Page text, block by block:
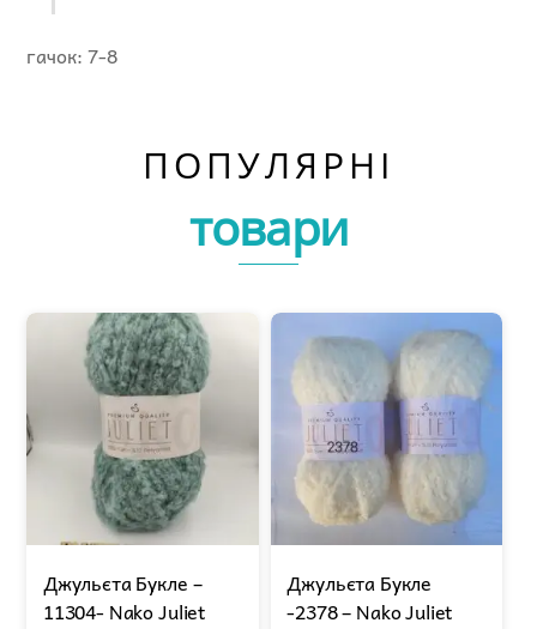
гачок: 7-8
ПОПУЛЯРНІ
товари
Джульєта Букле –
11304- Nako Juliet
Джульєта Букле
-2378 – Nako Juliet